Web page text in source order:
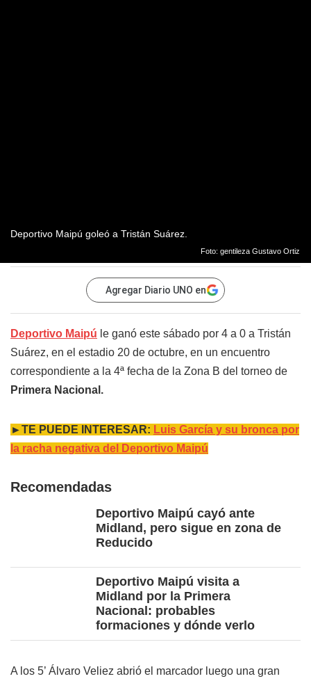
Deportivo Maipú goleó a Tristán Suárez.
Foto: gentileza Gustavo Ortiz
Agregar Diario UNO en
Deportivo Maipú le ganó este sábado por 4 a 0 a Tristán
Suárez, en el estadio 20 de octubre, en un encuentro
correspondiente a la 4ª fecha de la Zona B del torneo de
Primera Nacional .
►TE PUEDE INTERESAR: Luis García y su bronca por
la racha negativa del Deportivo Maipú
Recomendadas
Deportivo Maipú cayó ante
Midland, pero sigue en zona de
Reducido
Deportivo Maipú visita a
Midland por la Primera
Nacional: probables
formaciones y dónde verlo
A los 5’ Álvaro Veliez abrió el marcador luego una gran